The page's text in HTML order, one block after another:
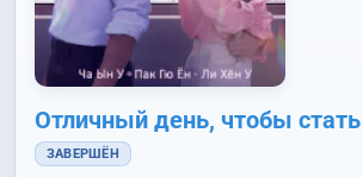
Отличный день, чтобы
ЗАВЕРШЁН